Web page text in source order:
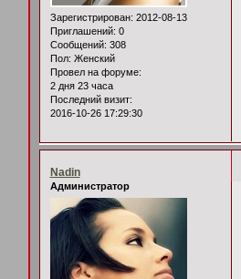
Зарегистрирован: 2012-08-13
Приглашений: 0
Сообщений: 308
Пол: Женский
Провел на форуме:
2 дня 23 часа
Последний визит:
2016-10-26 17:29:30
Nadin
Администратор